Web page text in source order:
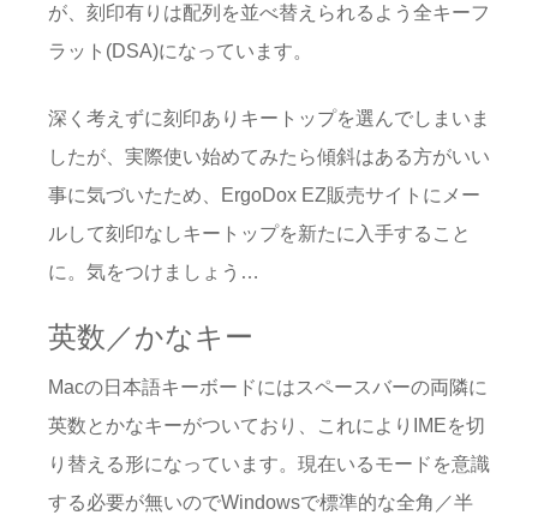
が、刻印有りは配列を並べ替えられるよう全キーフ
ラット(DSA)になっています。
深く考えずに刻印ありキートップを選んでしまいま
したが、実際使い始めてみたら傾斜はある方がいい
事に気づいたため、ErgoDox EZ販売サイトにメー
ルして刻印なしキートップを新たに入手すること
に。気をつけましょう…
英数／かなキー
Macの日本語キーボードにはスペースバーの両隣に
英数とかなキーがついており、これによりIMEを切
り替える形になっています。現在いるモードを意識
する必要が無いのでWindowsで標準的な全角／半